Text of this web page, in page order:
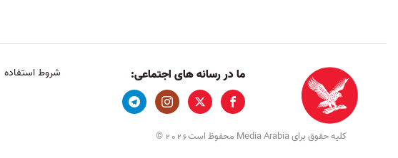
ما در رسانه های اجتماعی: شروط استفاده
کلیه حقوق برای Media Arabia محفوظ است 2026
©